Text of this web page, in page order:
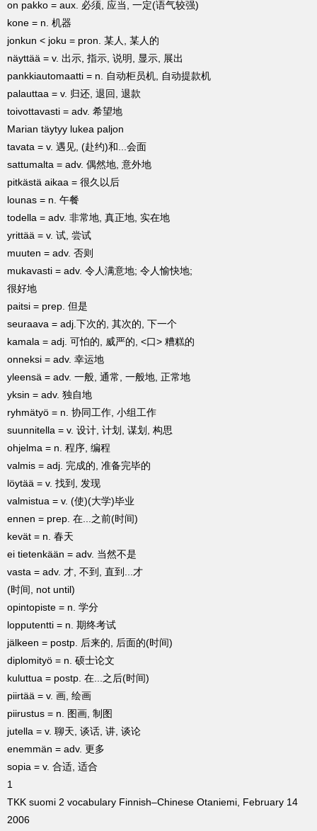
on pakko = aux. 必须, 应当, 一定(语气较强)
kone = n. 机器
jonkun < joku = pron. 某人, 某人的
näyttää = v. 出示, 指示, 说明, 显示, 展出
pankkiautomaatti = n. 自动柜员机, 自动提款机
palauttaa = v. 归还, 退回, 退款
toivottavasti = adv. 希望地
Marian täytyy lukea paljon
tavata = v. 遇见, (赴约)和...会面
sattumalta = adv. 偶然地, 意外地
pitkästä aikaa = 很久以后
lounas = n. 午餐
todella = adv. 非常地, 真正地, 实在地
yrittää = v. 试, 尝试
muuten = adv. 否则
mukavasti = adv. 令人满意地; 令人愉快地;
很好地
paitsi = prep. 但是
seuraava = adj.下次的, 其次的, 下一个
kamala = adj. 可怕的, 威严的, <口> 糟糕的
onneksi = adv. 幸运地
yleensä = adv. 一般, 通常, 一般地, 正常地
yksin = adv. 独自地
ryhmätyö = n. 协同工作, 小组工作
suunnitella = v. 设计, 计划, 谋划, 构思
ohjelma = n. 程序, 编程
valmis = adj. 完成的, 准备完毕的
löytää = v. 找到, 发现
valmistua = v. (使)(大学)毕业
ennen = prep. 在...之前(时间)
kevät = n. 春天
ei tietenkään = adv. 当然不是
vasta = adv. 才, 不到, 直到...才
(时间, not until)
opintopiste = n. 学分
lopputentti = n. 期终考试
jälkeen = postp. 后来的, 后面的(时间)
diplomityö = n. 硕士论文
kuluttua = postp. 在...之后(时间)
piirtää = v. 画, 绘画
piirustus = n. 图画, 制图
jutella = v. 聊天, 谈话, 讲, 谈论
enemmän = adv. 更多
sopia = v. 合适, 适合
1
TKK suomi 2 vocabulary Finnish–Chinese Otaniemi, February 14
2006